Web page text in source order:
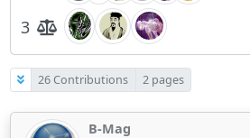
3
26 Contributions 2 pages
B-Mag